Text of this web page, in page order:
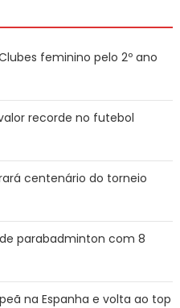
feminino pelo 2º ano
recorde no futebol
centenário do torneio
parabadminton com 8
na Espanha e volta ao top